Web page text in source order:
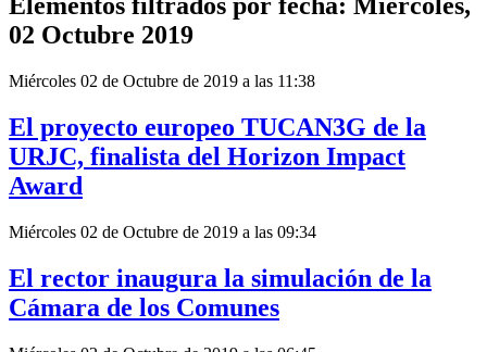
Elementos filtrados por fecha: Miércoles,
02 Octubre 2019
Miércoles 02 de Octubre de 2019 a las 11:38
El proyecto europeo TUCAN3G de la
URJC, finalista del Horizon Impact
Award
Miércoles 02 de Octubre de 2019 a las 09:34
El rector inaugura la simulación de la
Cámara de los Comunes